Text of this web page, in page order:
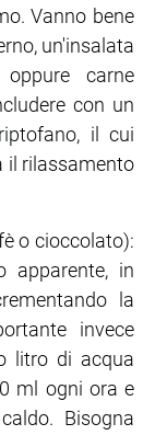
Vanno bene
un'insalata
carne
con un
il cui
il rilassamento
o cioccolato):
apparente, in
la
invece
litro di acqua
ml ogni ora e
Bisogna